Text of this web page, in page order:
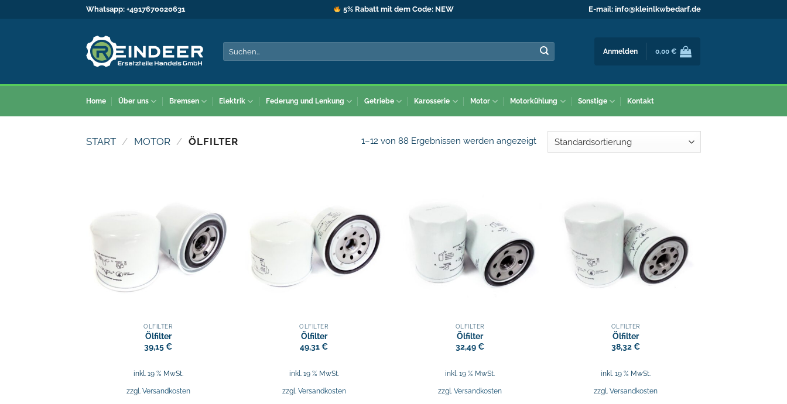
Whatsapp: +4917670020631 5% Rabatt mit dem Code: NEW E-mail:info@kleinlkwbedarf.de
Anmelden 0,00 €
Home Über uns Bremsen Elektrik Federung und Lenkung Getriebe Karosserie Motor Motorkühlung Sonstige Kontakt
START / MOTOR / ÖLFILTER 1–12 von 88 Ergebnissen werden angezeigt
ÖLFILTER
Ölfilter
39,15€
inkl. 19 % MwSt.
zzgl. Versandkosten
ÖLFILTER
Ölfilter
49,31€
inkl. 19 % MwSt.
zzgl. Versandkosten
ÖLFILTER
Ölfilter
32,49€
inkl. 19 % MwSt.
zzgl.Versandkosten
ÖLFILTER
Ölfilter
38,32€
inkl. 19 % MwSt.
zzgl.Versandkosten